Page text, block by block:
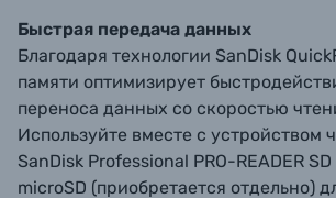
Быстрая передача данных
Благодаря технологии SanDisk
памяти оптимизирует
переноса данных со скоростью
Используйте вместе с устройством
SanDisk Professional PRO-READER SD
microSD (приобретается отдельно)